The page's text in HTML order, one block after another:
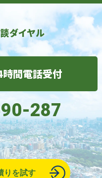
ダイヤル
間電話受付
287
りを試す